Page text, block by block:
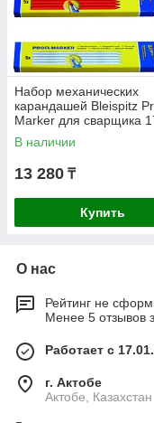
Набор механических
карандашей Bleispitz
Marker для сварщика
0440
В наличии
13 280 ₸
Купить
О нас
Рейтинг не
Менее 5 отзывов
Работает с
г. Актобе
Актобе, Казахстан